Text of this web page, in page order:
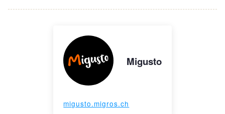
Migusto
migusto.migros.ch